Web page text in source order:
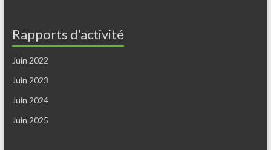
Rapports d’activité
Juin 2022
Juin 2023
Juin 2024
Juin 2025